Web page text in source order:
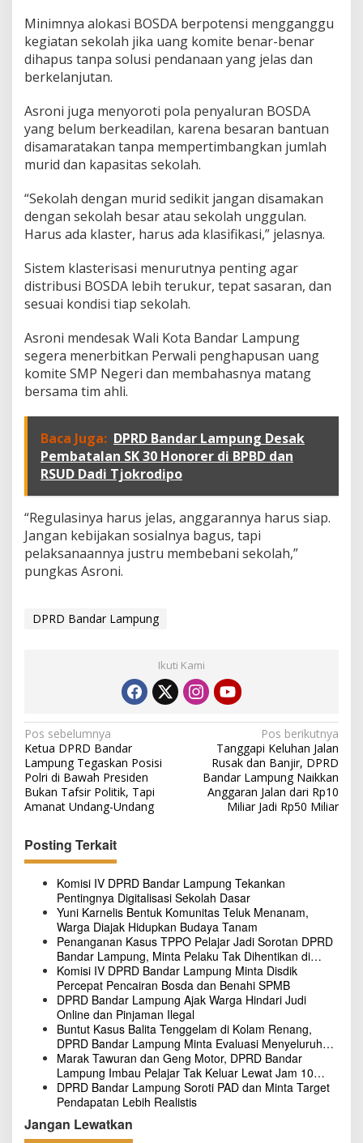
A
g
a
r
n
g
h
a
p
s
n
U
n
g
K
o
i
t
e
T
i
d
k
M
e
r
u
g
i
k
a
n
k
Minimnya alokasi BOSDA berpotensi mengganggu
kegiatan sekolah jika uang komite benar-benar
dihapus tanpa solusi pendanaan yang jelas dan
berkelanjutan.
Asroni juga menyoroti pola penyaluran BOSDA
yang belum berkeadilan, karena besaran bantuan
disamaratakan tanpa mempertimbangkan jumlah
murid dan kapasitas sekolah.
“Sekolah dengan murid sedikit jangan disamakan
dengan sekolah besar atau sekolah unggulan.
Harus ada klaster, harus ada klasifikasi,” jelasnya.
Sistem klasterisasi menurutnya penting agar
distribusi BOSDA lebih terukur, tepat sasaran, dan
sesuai kondisi tiap sekolah.
Asroni mendesak Wali Kota Bandar Lampung
segera menerbitkan Perwali penghapusan uang
komite SMP Negeri dan membahasnya matang
bersama tim ahli.
Baca Juga: DPRD Bandar Lampung Desak
Pembatalan SK 30 Honorer di BPBD dan
RSUD Dadi Tjokrodipo
“Regulasinya harus jelas, anggarannya harus siap.
Jangan kebijakan sosialnya bagus, tapi
pelaksanaannya justru membebani sekolah,”
pungkas Asroni.
DPRD Bandar Lampung
Ikuti Kami
N
a
v
i
a
s
Pos sebelumnya
Ketua DPRD Bandar
Lampung Tegaskan Posisi
Polri di Bawah Presiden
Bukan Tafsir Politik, Tapi
Amanat Undang-Undang
Pos berikutnya
Tanggapi Keluhan Jalan
Rusak dan Banjir, DPRD
Bandar Lampung Naikkan
Anggaran Jalan dari Rp10
Miliar Jadi Rp50 Miliar
Posting Terkait
Komisi IV DPRD Bandar Lampung Tekankan
Pentingnya Digitalisasi Sekolah Dasar
Yuni Karnelis Bentuk Komunitas Teluk Menanam,
Warga Diajak Hidupkan Budaya Tanam
Penanganan Kasus TPPO Pelajar Jadi Sorotan DPRD
Bandar Lampung, Minta Pelaku Tak Dihentikan di
Tersangka Awal
Komisi IV DPRD Bandar Lampung Minta Disdik
Percepat Pencairan Bosda dan Benahi SPMB
DPRD Bandar Lampung Ajak Warga Hindari Judi
Online dan Pinjaman Ilegal
Buntut Kasus Balita Tenggelam di Kolam Renang,
DPRD Bandar Lampung Minta Evaluasi Menyeluruh
Hotel
Marak Tawuran dan Geng Motor, DPRD Bandar
Lampung Imbau Pelajar Tak Keluar Lewat Jam 10
Malam
DPRD Bandar Lampung Soroti PAD dan Minta Target
Pendapatan Lebih Realistis
Jangan Lewatkan